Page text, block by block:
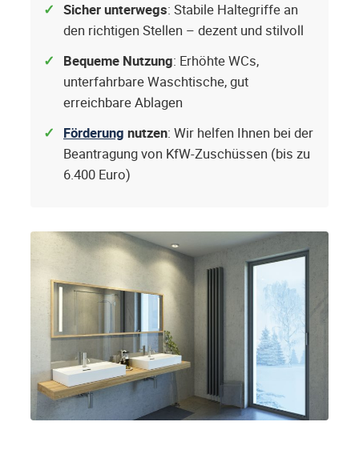
Sicher unterwegs: Stabile Haltegriffe an
den richtigen Stellen – dezent und stilvoll
Bequeme Nutzung: Erhöhte WCs,
unterfahrbare Waschtische, gut
erreichbare Ablagen
Förderung nutzen: Wir helfen Ihnen bei der
Beantragung von KfW-Zuschüssen (bis zu
6.400 Euro)